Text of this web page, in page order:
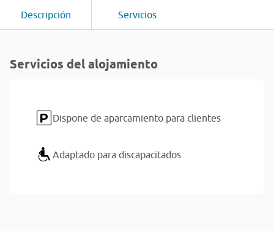
Descripción Servicios
Servicios del alojamiento
Dispone de aparcamiento para clientes
Adaptado para discapacitados